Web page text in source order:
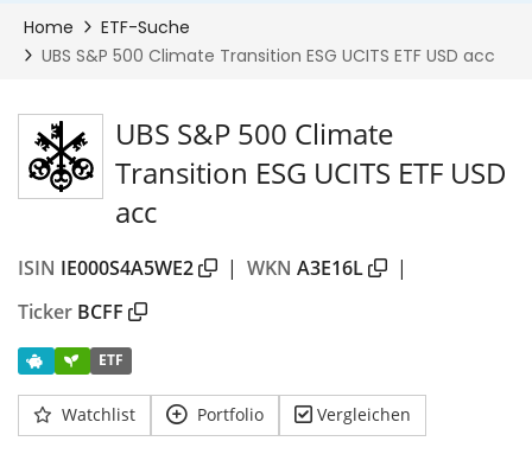
UBS S&P 500 Climate
Transition ESG UCITS ETF USD
acc
ISIN IE000S4A5WE2 | WKN A3E16L
|
Ticker BCFF
ETF
Watchlist Portfolio Vergleichen